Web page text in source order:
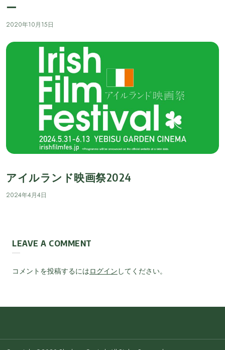
ー
2020年10月15日
アイルランド映画祭2024
2024年4月4日
LEAVE A COMMENT
コメントを投稿するにはログイン してください。